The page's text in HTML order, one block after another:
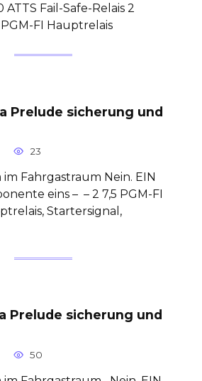
ATTS Fail-Safe-Relais 2
PGM-FI Hauptrelais
Prelude sicherung und
23
Fahrgastraum Nein. EIN
eins – – 2 7,5 PGM-FI
Startersignal,
Prelude sicherung und
50